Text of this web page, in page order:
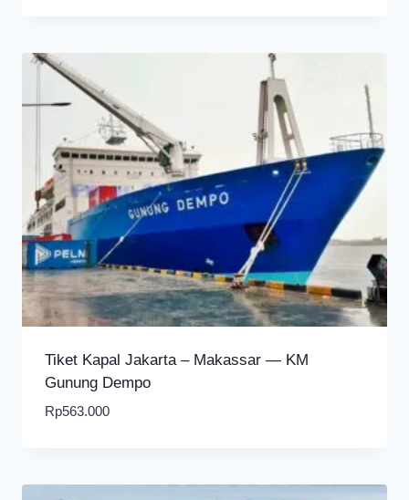
Tiket Kapal Jakarta – Makassar — KM
Gunung Dempo
Rp563.000